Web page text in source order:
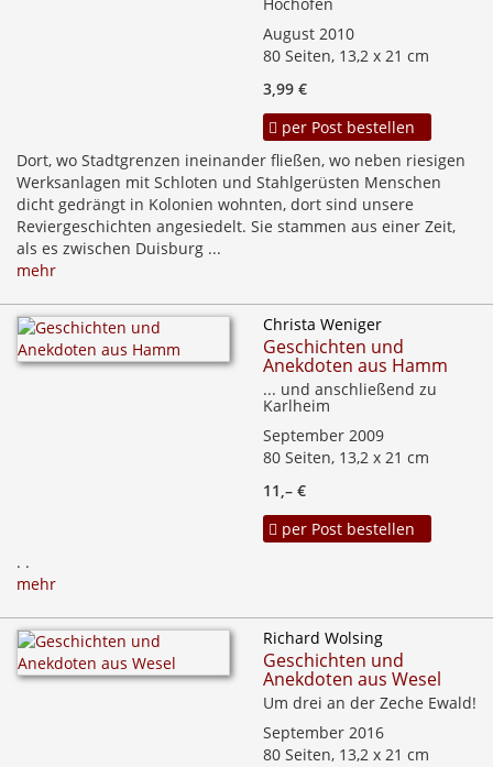
August 2010
80 Seiten, 13,2 x 21 cm
3,99 €
per Post bestellen
Dort, wo Stadtgrenzen ineinander fließen, wo neben riesigen
Werksanlagen mit Schloten und Stahlgerüsten Menschen
dicht gedrängt in Kolonien wohnten, dort sind unsere
Reviergeschichten angesiedelt. Sie stammen aus einer Zeit,
als es zwischen Duisburg ...
mehr
Christa Weniger
Geschichten und
Anekdoten aus Hamm
... und anschließend zu
Karlheim
September 2009
80 Seiten, 13,2 x 21 cm
11,– €
per Post bestellen
. .
mehr
Richard Wolsing
Geschichten und
Anekdoten aus Wesel
Um drei an der Zeche Ewald!
September 2016
80 Seiten, 13,2 x 21 cm